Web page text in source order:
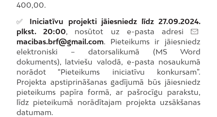
400,00.
✅ Iniciatīvu projekti jāiesniedz līdz 27.09.2024.
plkst. 20:00, nosūtot uz e-pasta adresi
macibas.brf@gmail.com. Pieteikums ir jāiesniedz
elektroniski – datorsalikumā (MS Word
dokuments), latviešu valodā, e-pasta nosaukumā
norādot “Pieteikums iniciatīvu konkursam”.
Projekta apstiprināšanas gadījumā būs jāiesniedz
pieteikums papīra formā, ar pašrocīgu parakstu,
līdz pieteikumā norādītajam projekta uzsākšanas
datumam.